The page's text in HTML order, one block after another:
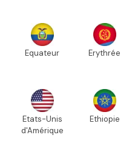
Equateur Erythrée
Etats-Unis
d'Amérique
Ethiopie